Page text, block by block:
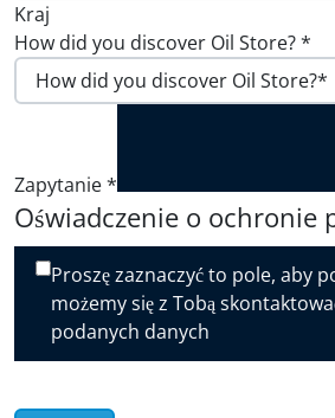
Kraj
How did you discover Oil Store?*
Zapytanie*
Oświadczenie o ochronie
Proszę zaznaczyć to pole, aby
możemy się z Tobą
podanych danych